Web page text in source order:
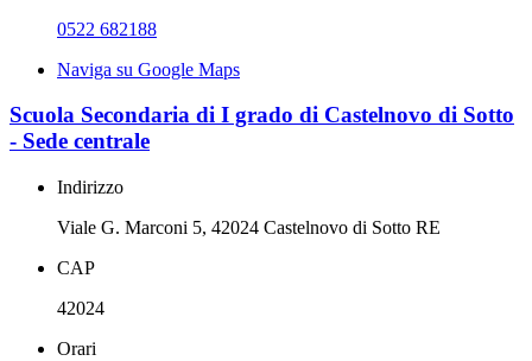
0522 682188
Naviga su Google Maps
Scuola Secondaria di I grado di Castelnovo di Sotto
- Sede centrale
Indirizzo
Viale G. Marconi 5, 42024 Castelnovo di Sotto RE
CAP
42024
Orari